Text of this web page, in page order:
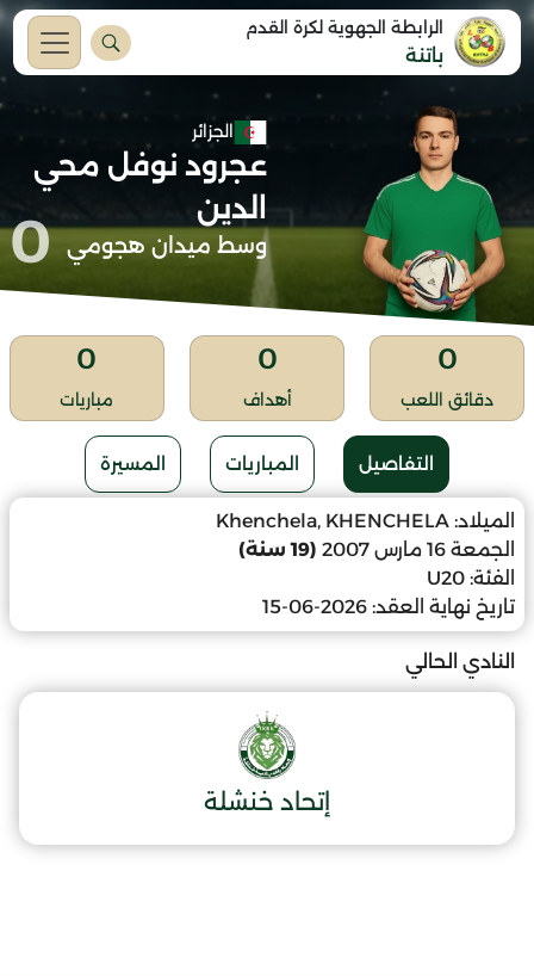
الرابطة الجهوية لكرة القدم
باتنة
الجزائر
عجرود نوفل محي
الدين
وسط ميدان هجومي 0
0
دقائق اللعب
0
أهداف
0
مباريات
التفاصيل المباريات المسيرة
الميلاد: Khenchela, KHENCHELA
الجمعة 16 مارس 2007
(19 سنة)
الفئة: U20
تاريخ نهاية العقد: 2026-06-15
النادي الحالي
إتحاد خنشلة